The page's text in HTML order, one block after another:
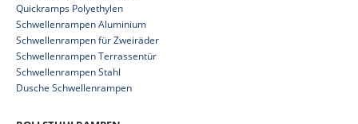
Quickramps Polyethylen
Schwellenrampen Aluminium
Schwellenrampen für Zweiräder
Schwellenrampen Terrassentür
Schwellenrampen Stahl
Dusche Schwellenrampen